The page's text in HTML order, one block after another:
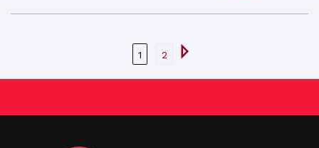
1 2